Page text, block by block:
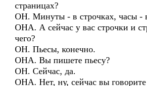
страницах?
ОН. Минуты - в строчках, часы -
ОНА. А сейчас у вас строчки и
чего?
ОН. Пьесы, конечно.
ОНА. Вы пишете пьесу?
ОН. Сейчас, да.
ОНА. Нет, ну, сейчас вы